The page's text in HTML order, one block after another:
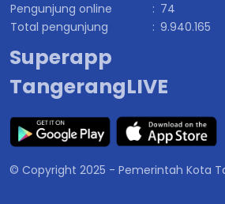
Pengunjung online
: 74
Total pengunjung
: 9.940.165
Superapp
TangerangLIVE
© Copyright 2025 - Pemerintah Kota